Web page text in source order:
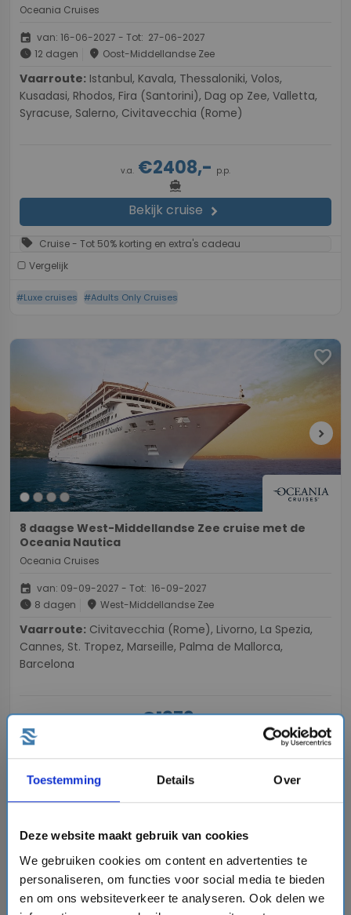
Toestemming Details Over
Deze website maakt gebruik van cookies
We gebruiken cookies om content en advertenties te
personaliseren, om functies voor social media te bieden
en om ons websiteverkeer te analyseren. Ook delen we
Oceania Cruises
event van: 16-06-2027 - Tot: 27-06-2027
schedule 12 dagen place Oost-Middellandse Zee
Vaarroute:
Kusadasi, Rhodos, Fira (Santorini), Dag op Zee, Valletta,
Syracuse, Salerno, Civitavecchia (Rome)
v.a. €2408,- p.p.
directions_boat
Bekijk cruise chevron_right
sell Cruise - Tot 50% korting en extra's cadeau
Vergelijk
#Luxe cruises #Adults Only Cruises
favorite
chevron_right
8 daagse West-Middellandse Zee cruise met de
Oceania Nautica
Oceania Cruises
event van: 09-09-2027 - Tot: 16-09-2027
schedule 8 dagen place West-Middellandse Zee
Vaarroute:
Cannes, St. Tropez, Marseille, Palma de Mallorca,
Barcelona
€1879,-
Bekijk cruisechevron_right
Vergelijk
#Luxe cruises #Adults Only Cruises
favorite